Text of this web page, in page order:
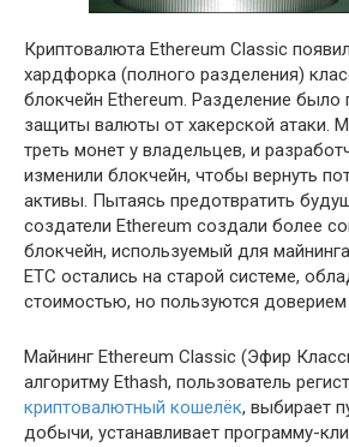
Криптовалюта Ethereum Classic
хардфорка (полного разделения)
блокчейн Ethereum. Разделение было
защиты валюты от хакерской атаки.
треть монет у владельцев, и
изменили блокчейн, чтобы вернуть
активы. Пытаясь предотвратить
создатели Ethereum создали более
блокчейн, используемый для
ETC остались на старой системе,
стоимостью, но пользуются
Майнинг Ethereum Classic (Эфир
алгоритму Ethash, пользователь
криптовалютный кошелёк, выбирает
добычи, устанавливает программу-